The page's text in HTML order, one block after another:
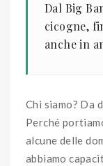
Dal Big
cicogne,
anche in
Chi siamo? Da
Perché
alcune delle
abbiamo